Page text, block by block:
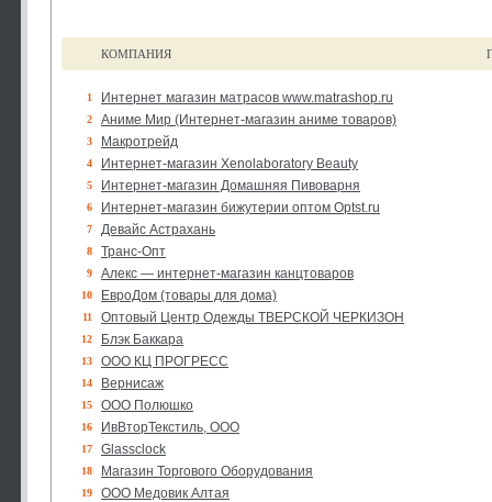
КОМПАНИЯ
1 Интернет магазин матрасов www.matrashop.ru
2 Аниме Мир (Интернет-магазин аниме товаров)
3 Макротрейд
4 Интернет-магазин Xenolaboratory Beauty
5 Интернет-магазин Домашняя Пивоварня
6 Интернет-магазин бижутерии оптом Optst.ru
7 Девайс Астрахань
8 Транс-Опт
9 Алекс — интернет-магазин канцтоваров
10 ЕвроДом (товары для дома)
11 Оптовый Центр Одежды ТВЕРСКОЙ ЧЕРКИЗОН
12 Блэк Баккара
13 ООО КЦ ПРОГРЕСС
14 Вернисаж
15 ООО Полюшко
16 ИвВторТекстиль, ООО
17 Glassclock
18 Магазин Торгового Оборудования
19 ООО Медовик Алтая